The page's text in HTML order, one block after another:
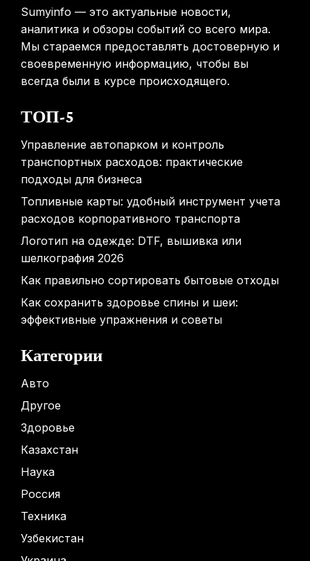
Sumyinfo — это актуальные новости,
аналитика и обзоры событий со всего мира.
Мы стараемся предоставлять достоверную и
своевременную информацию, чтобы вы
всегда были в курсе происходящего.
ТОП-5
Управление автопарком и контроль
транспортных расходов: практические
подходы для бизнеса
Топливные карты: удобный инструмент учета
расходов корпоративного транспорта
Логотип на одежде: DTF, вышивка или
шелкография 2026
Как правильно сортировать бытовые отходы
Как сохранить здоровье спины и шеи:
эффективные упражнения и советы
Категории
Авто
Другое
Здоровье
Казахстан
Наука
Россия
Техника
Узбекистан